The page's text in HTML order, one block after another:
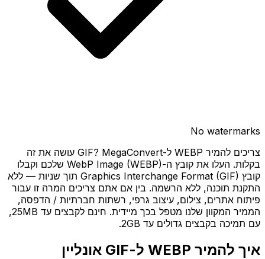
No watermarks
צריכים להמיר WEBP ל-GIF? MegaConvert עושה את זה
בקלות. העלו את קובץ ה-WebP Image (WEBP) שלכם וקבלו
קובץ Graphics Interchange Format (GIF) תוך שניות — ללא
התקנת תוכנה, ללא הרשמה. בין אם אתם צריכים המרה זו עבור
פיתוח אתרים, צילום, עיצוב גרפי, רשתות חברתיות / הדפסה,
הממיר המקוון שלנו מטפל בכך מיידית. חינם לקבצים עד 25MB,
עם תמיכה בקבצים גדולים עד 2GB.
איך להמיר WEBP ל-GIF אונליין